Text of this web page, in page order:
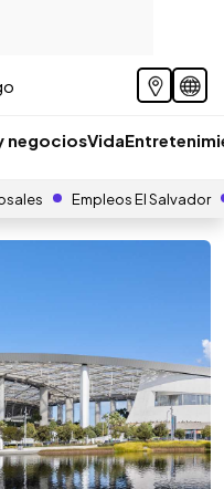
negociosVida
Empleos El Salvador